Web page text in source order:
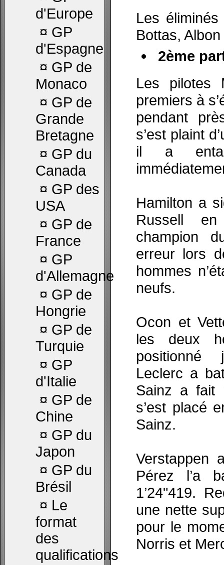
d'Europe
¤ GP
d'Espagne
¤ GP de
Monaco
¤ GP de
Grande
Bretagne
¤ GP du
Canada
¤ GP des
USA
¤ GP de
France
¤ GP
d'Allemagne
¤ GP de
Hongrie
¤ GP de
Turquie
¤ GP
d'Italie
¤ GP de
Chine
¤ GP du
Japon
¤ GP du
Brésil
¤ Le
format
des
qualifications
Les
Bottas,
2ème
Les pilotes
premiers à
pendant
s’est plaint
il a
Hamilton a
Russell
champion
erreur lors
hommes
neufs.
Ocon et
les deux
positionné
Leclerc a
Sainz a fait
s’est placé
Sainz.
Verstappen
Pérez l’a
1’24"419.
une nette
pour le
Norris et